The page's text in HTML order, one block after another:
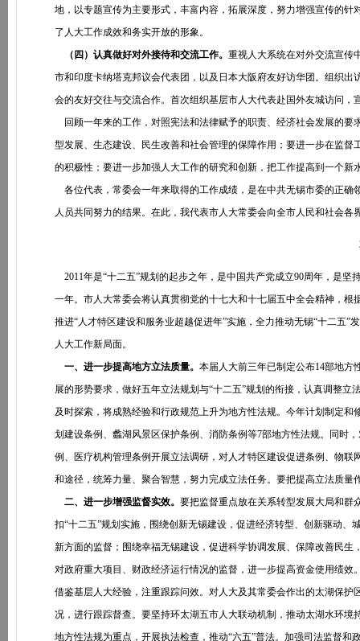
地，以专题宣传为主要形式，丰富内容，拓展深度，努力增强宣传的
了人大工作成效和务实开放的形象。
（四）认真做好对外接待和交流工作。 重视人大系统在对外交流宣传
市和印度卡纳塔克邦议会代表团，以及日本大阪府友好访华团。组织
会的友好交往与交流合作。首次组织基层市人大代表赴国外友城访问
回顾一年来的工作，对照宪法和法律赋予的职责、经济社会发展的要
型发展、生态建设、民生改善和社会管理的保障作用；要进一步在监
的积极性；要进一步加强人大工作的研究和创新，把工作提高到一个新
各位代表，常委会一年来取得的工作成绩，是在中共无锡市委的正确
人员共同努力的结果。在此，我代表市人大常委会向全市人民和社会各
2011年是“十二五”规划的起步之年，是中国共产党成立90周年，是
一年。市人大常委会将认真贯彻党的十七大和十七届五中全会精神，
推进“人才特区建设和服务业超越促进年”实施，全力推动无锡“十二五
人大工作新局面。
一、进一步提高地方立法质量。 本届人大前三年已制定公布14部地方
展的形势要求，做好五年立法规划与“十二五”规划的衔接，认真调整
及时探索，将成熟经验和行政规范上升为地方性法规。今年计划制定
划建设条例、蠡湖风景区保护条例、消防条例等7部地方性法规。同时
例、医疗机构管理条例开展立法调研，对人才特区建设促进条例、物
和途径，统筹力量、聚合智慧，努力完成立法任务。要把提高立法质
二、进一步增强监督实效。 要把监督重点放在关系转型发展大局和群
扣“十二五”规划实施，围绕创新无锡建设，促进经济转型、创新驱动
新方面的监督；围绕幸福无锡建设，促进科学协调发展、保障改善民
对政府重大项目、财政经济运行情况的监督，进一步提高资金使用绩
借鉴基层人大经验，注重跟踪问效。对人大及其常委会作出的太湖保
况，进行跟踪督查。要坚持环太湖五市人大联动机制，推动太湖水环
地方性法规为重点，开展执法检查，推动“六五”普法。加强司法监督和